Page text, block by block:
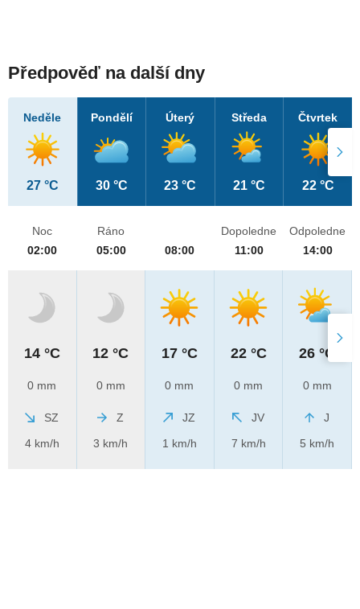
Předpověď na další dny
Neděle
27 °C
Pondělí
30 °C
Úterý
23 °C
Středa
21 °C
Čtvrtek
22 °C
Noc
02:00
14 °C
0 mm
SZ
4 km/h
Ráno
05:00
12 °C
0 mm
Z
3 km/h
08:00
17 °C
0 mm
JZ
1 km/h
Dopoledne
11:00
22 °C
0 mm
JV
7 km/h
Odpoledne
14:00
26 °C
0 mm
J
5 km/h